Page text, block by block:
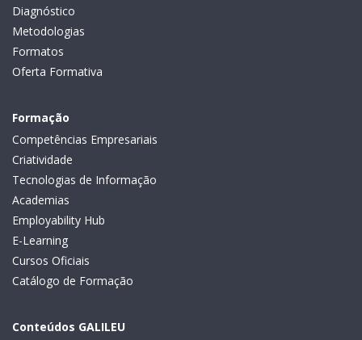
Diagnóstico
Metodologias
Formatos
Oferta Formativa
Formação
Competências Empresariais
Criatividade
Tecnologias de Informação
Academias
Employability Hub
E-Learning
Cursos Oficiais
Catálogo de Formação
Conteúdos GALILEU